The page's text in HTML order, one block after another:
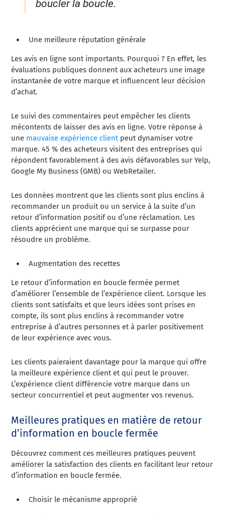
boucler la boucle.
Une meilleure réputation générale
Les avis en ligne sont importants. Pourquoi ? En effet, les
évaluations publiques donnent aux acheteurs une image
instantanée de votre marque et influencent leur décision
d’achat.
Le suivi des commentaires peut empêcher les clients
mécontents de laisser des avis en ligne. Votre réponse à
une mauvaise expérience clientpeut dynamiser votre
marque. 45 % des acheteurs visitent des entreprises qui
répondent favorablement à des avis défavorables sur Yelp,
Google My Business (GMB) ou WebRetailer.
Les données montrent que les clients sont plus enclins à
recommander un produit ou un service à la suite d’un
retour d’information positif ou d’une réclamation. Les
clients apprécient une marque qui se surpasse pour
résoudre un problème.
Augmentation des recettes
Le retour d’information en boucle fermée permet
d’améliorer l’ensemble de l’expérience client. Lorsque les
clients sont satisfaits et que leurs idées sont prises en
compte, ils sont plus enclins à recommander votre
entreprise à d’autres personnes et à parler positivement
de leur expérience avec vous.
Les clients paieraient davantage pour la marque qui offre
la meilleure expérience client et qui peut le prouver.
L’expérience client différencie votre marque dans un
secteur concurrentiel et peut augmenter vos revenus.
Meilleures pratiques en matière de retour
d’information en boucle fermée
Découvrez comment ces meilleures pratiques peuvent
améliorer la satisfaction des clients en facilitant leur retour
d’information en boucle fermée.
Choisir le mécanisme approprié